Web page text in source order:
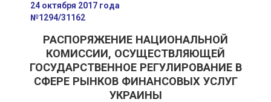
24 октября 2017 года
№1294/31162
РАСПОРЯЖЕНИЕ НАЦИОНАЛЬНОЙ
КОМИССИИ, ОСУЩЕСТВЛЯЮЩЕЙ
ГОСУДАРСТВЕННОЕ РЕГУЛИРОВАНИЕ В
СФЕРЕ РЫНКОВ ФИНАНСОВЫХ УСЛУГ
УКРАИНЫ